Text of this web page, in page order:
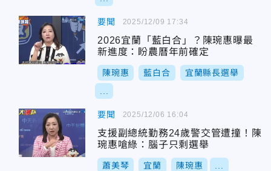
要聞
2026宜蘭「藍白合」？陳琬惠曝最
新進度：盼農曆年前確定
陳琬惠 藍白合 宜蘭縣長選舉
2025/12/09 17:34
要聞
支援副總統勤務24歲警交管遭撞！陳
琬惠嗆綠：腦子只剩選舉
蕭美琴 宜蘭 陳琬惠
2025/12/06 16:04